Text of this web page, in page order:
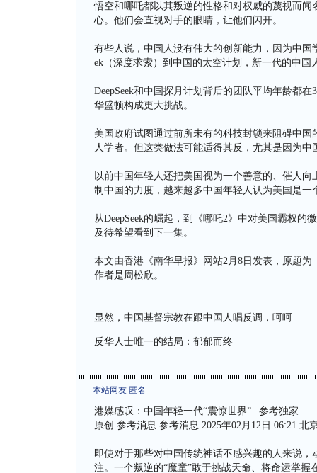
悟空和哪吒都以其叛逆的性格和对权威的蔑视而
心。他们会直视对手的眼睛，让他们闪开。
有些人说，中国人没有伟大的创新能力，因为中国
ek（深度求索）到中国的太空计划，新一代的中
DeepSeek和中国探月计划背后的团队平均年龄都
华盛顿构成更大挑战。
美国政府试图通过前所未有的科技封锁来阻碍中
人学者。但这类做法可能适得其反，尤其是因为
以前中国年轻人还把美国视为一个善意的、催人
制中国的力度，越来越多中国年轻人认为美国是
从DeepSeek的崛起，到《哪吒2》中对美国霸权
及待希望看到下一集。
本文由香港《南华早报》网站2月8日发表，原题为
作者是周松欣。
——
显然，中国基督宗教在跟中国人唱反调，呵呵
反华人士唯一的结局：郁郁而终
本站网友 匿名
港媒感叹：中国年轻一代“震惊世界” | 参考独家
原创 参考消息 参考消息 2025年02月12日 06:21 北
即使对于那些对中国传统神话不感兴趣的人来说
注。一个叛逆的“魔童”敢于挑战天命、将命运掌